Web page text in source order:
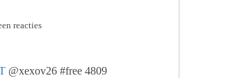
reacties
@xexov26 #free 4809